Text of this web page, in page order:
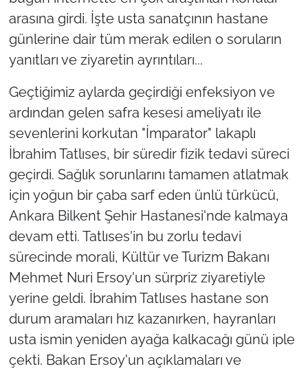
arasına girdi. İşte usta sanatçının hastane
günlerine dair tüm merak edilen o soruların
yanıtları ve ziyaretin ayrıntıları...
Geçtiğimiz aylarda geçirdiği enfeksiyon ve
ardından gelen safra kesesi ameliyatı ile
sevenlerini korkutan "İmparator" lakaplı
İbrahim Tatlıses, bir süredir fizik tedavi süreci
geçirdi. Sağlık sorunlarını tamamen atlatmak
için yoğun bir çaba sarf eden ünlü türkücü,
Ankara Bilkent Şehir Hastanesi'nde kalmaya
devam etti. Tatlıses'in bu zorlu tedavi
sürecinde morali, Kültür ve Turizm Bakanı
Mehmet Nuri Ersoy'un sürpriz ziyaretiyle
yerine geldi. İbrahim Tatlıses hastane son
durum aramaları hız kazanırken, hayranları
usta ismin yeniden ayağa kalkacağı günü iple
çekti. Bakan Ersoy'un açıklamaları ve